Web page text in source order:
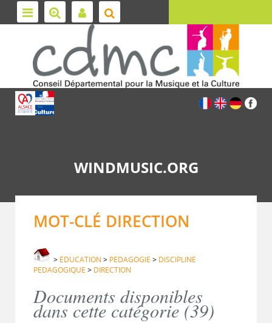
WINDMUSIC.ORG
MOT-CLÉ DIRECTION
> EDUCATION > PEDAGOGIE > DISCIPLINE
PEDAGOGIQUE > DIRECTION
Documents disponibles
dans cette catégorie (39)